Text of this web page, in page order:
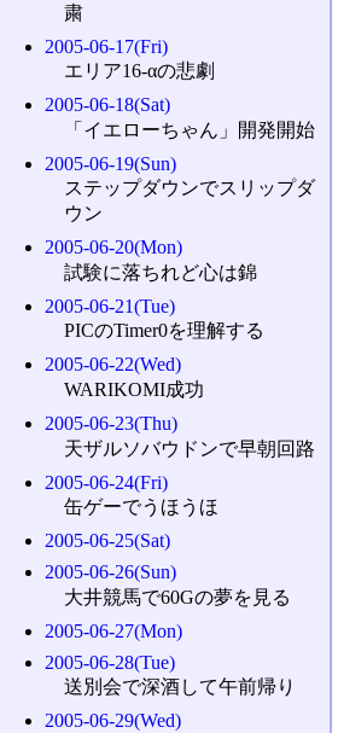
粛
2005-06-17(Fri)
エリア16-αの悲劇
2005-06-18(Sat)
「イエローちゃん」開発開始
2005-06-19(Sun)
ステップダウンでスリップダ
ウン
2005-06-20(Mon)
試験に落ちれど心は錦
2005-06-21(Tue)
PICのTimer0を理解する
2005-06-22(Wed)
WARIKOMI成功
2005-06-23(Thu)
天ザルソバウドンで早朝回路
2005-06-24(Fri)
缶ゲーでうほうほ
2005-06-25(Sat)
2005-06-26(Sun)
大井競馬で60Gの夢を見る
2005-06-27(Mon)
2005-06-28(Tue)
送別会で深酒して午前帰り
2005-06-29(Wed)